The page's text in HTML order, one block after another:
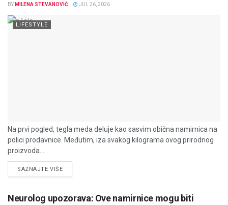
BY MILENA STEVANOVIĆ JUL 26, 2026
LIFESTYLE
Na prvi pogled, tegla meda deluje kao sasvim obična namirnica na
polici prodavnice. Međutim, iza svakog kilograma ovog prirodnog
proizvoda...
SAZNAJTE VIŠEDETAILS
Neurolog upozorava: Ove namirnice mogu biti